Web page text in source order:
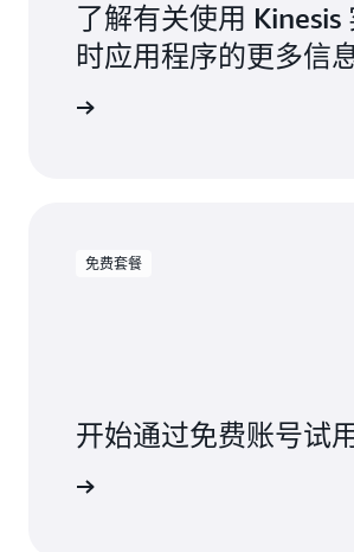
了解有关使用 Kinesis
时应用程序的更多信
免费套餐
开始通过免费账号试